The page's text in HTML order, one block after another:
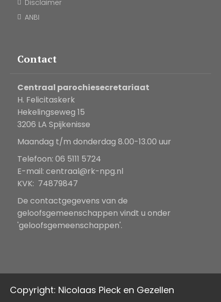
Disclaimer
ANBI
Contact
Centraal parochiesecretariaat
H. Felicitaskerk
Hekelingseweg 15
3206 LA Spijkenisse
Maandag t/m donderdag 8.00-13.00 uur
Telefoon: 06 5111 5724
E-mail: centraal@rk-npg.nl
KVK: 74879847
De contactgegevens van de
geloofsgemeenschappen vindt u onder
'geloofsgemeenschappen'.
Copyright: Nicolaas Pieck en Gezellen